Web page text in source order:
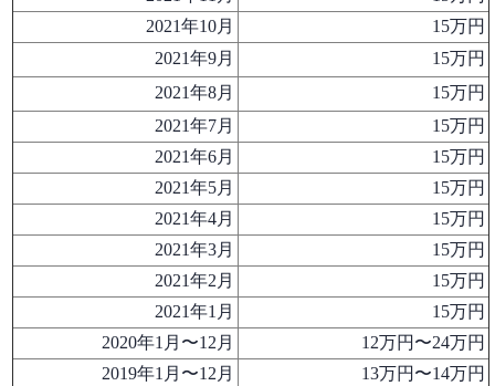
2021年10月
15万円
2021年9月
15万円
2021年8月
15万円
2021年7月
15万円
2021年6月
15万円
2021年5月
15万円
2021年4月
15万円
2021年3月
15万円
2021年2月
15万円
2021年1月
15万円
2020年1月〜12月
12万円〜24万円
2019年1月〜12月
13万円〜14万円